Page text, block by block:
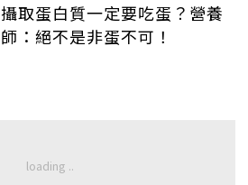
攝取蛋白質一定要吃蛋？營養
師：絕不是非蛋不可！